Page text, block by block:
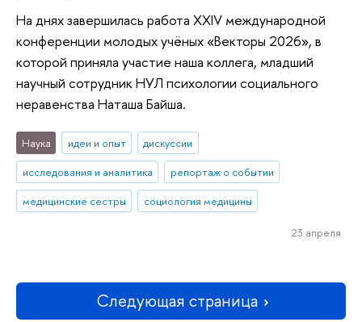
На днях завершилась работа XXIV международной
конференции молодых учёных «Векторы 2026», в
которой приняла участие наша коллега, младший
научный сотрудник НУЛ психологии социального
неравенства Наташа Байша.
Наука идеи и опыт
дискуссии
исследования и аналитика
репортаж о событии
медицинские сестры
социология медицины
23 апреля
Следующая страница